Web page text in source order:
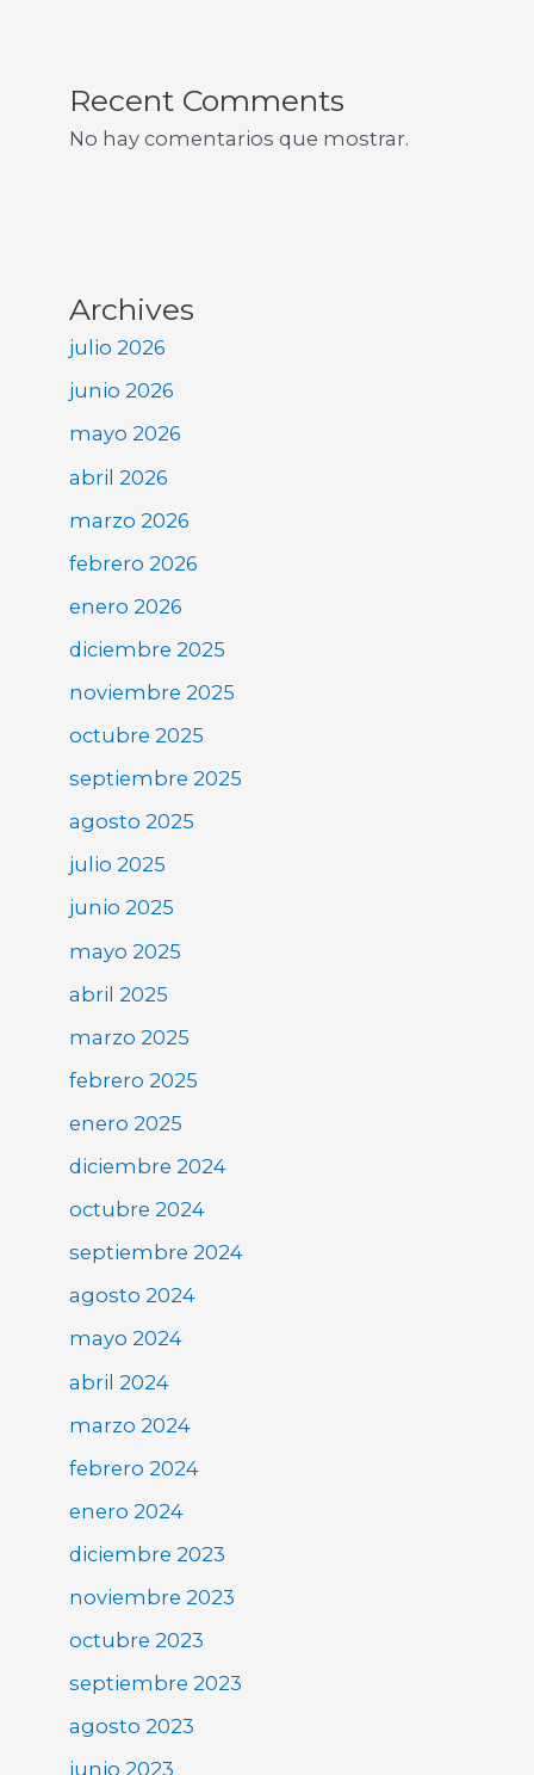
Recent Comments
No hay comentarios que mostrar.
Archives
julio 2026
junio 2026
mayo 2026
abril 2026
marzo 2026
febrero 2026
enero 2026
diciembre 2025
noviembre 2025
octubre 2025
septiembre 2025
agosto 2025
julio 2025
junio 2025
mayo 2025
abril 2025
marzo 2025
febrero 2025
enero 2025
diciembre 2024
octubre 2024
septiembre 2024
agosto 2024
mayo 2024
abril 2024
marzo 2024
febrero 2024
enero 2024
diciembre 2023
noviembre 2023
octubre 2023
septiembre 2023
agosto 2023
junio 2023